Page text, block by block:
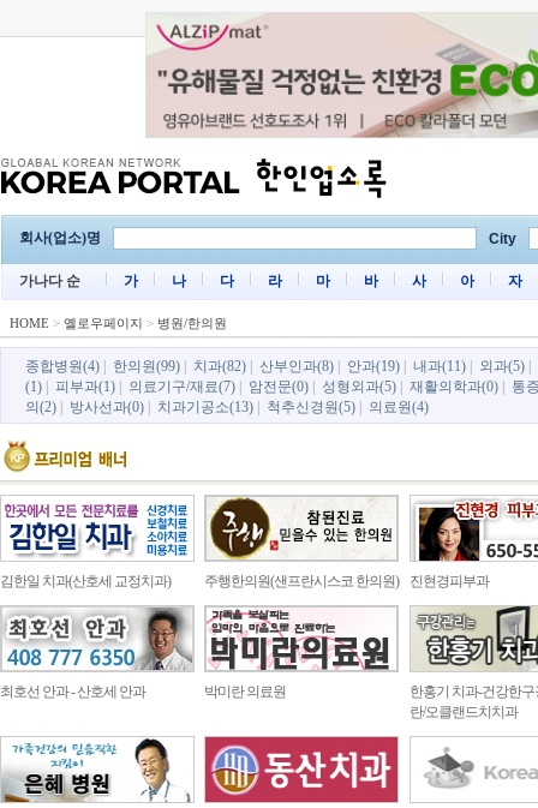
회사(업소)명 City
가나다 순 가 나 다 라 마 바 사 아 자
HOME > 옐로우페이지 > 병원/한의원
종합병원(4) 한의원(99) 치과(82) 산부인과(8) 안과(19) 내과(11) 외과(5)
(1)
피부과(1) 의료기구/재료(7) 암전문(0) 성형외과(5) 재활의학과(0)
통
의(2)
방사선과(0) 치과기공소(13) 척추신경원(5) 의료원(4)
김한일 치과(산호세 교정치과) 주행한의원(샌프란시스코 한의원) 진현경피부과
최호선 안과 - 산호세 안과 박미란 의료원
한홍기 치과-건강한
란/오클랜드치치과